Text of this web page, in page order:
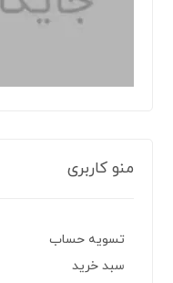
منو کاربری
تسویه حساب
سبد خرید